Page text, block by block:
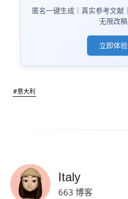
匿名一键生成｜真实参考文献
无限改稿
立即体验
#意大利
Italy
663 博客